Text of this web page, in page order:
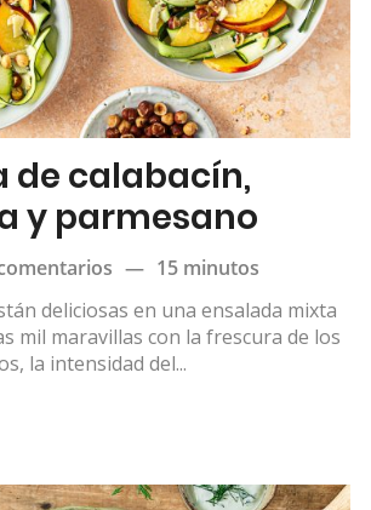
de calabacín,
y parmesano
— 15 minutos
deliciosas en una ensalada mixta
mil maravillas con la frescura de los
la intensidad del...